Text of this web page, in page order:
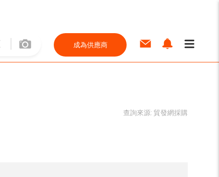
成為供應商
查詢來源: 貿發網採購